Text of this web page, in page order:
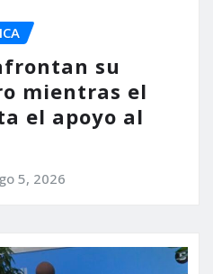
su
mientras el
el apoyo al
5, 2026